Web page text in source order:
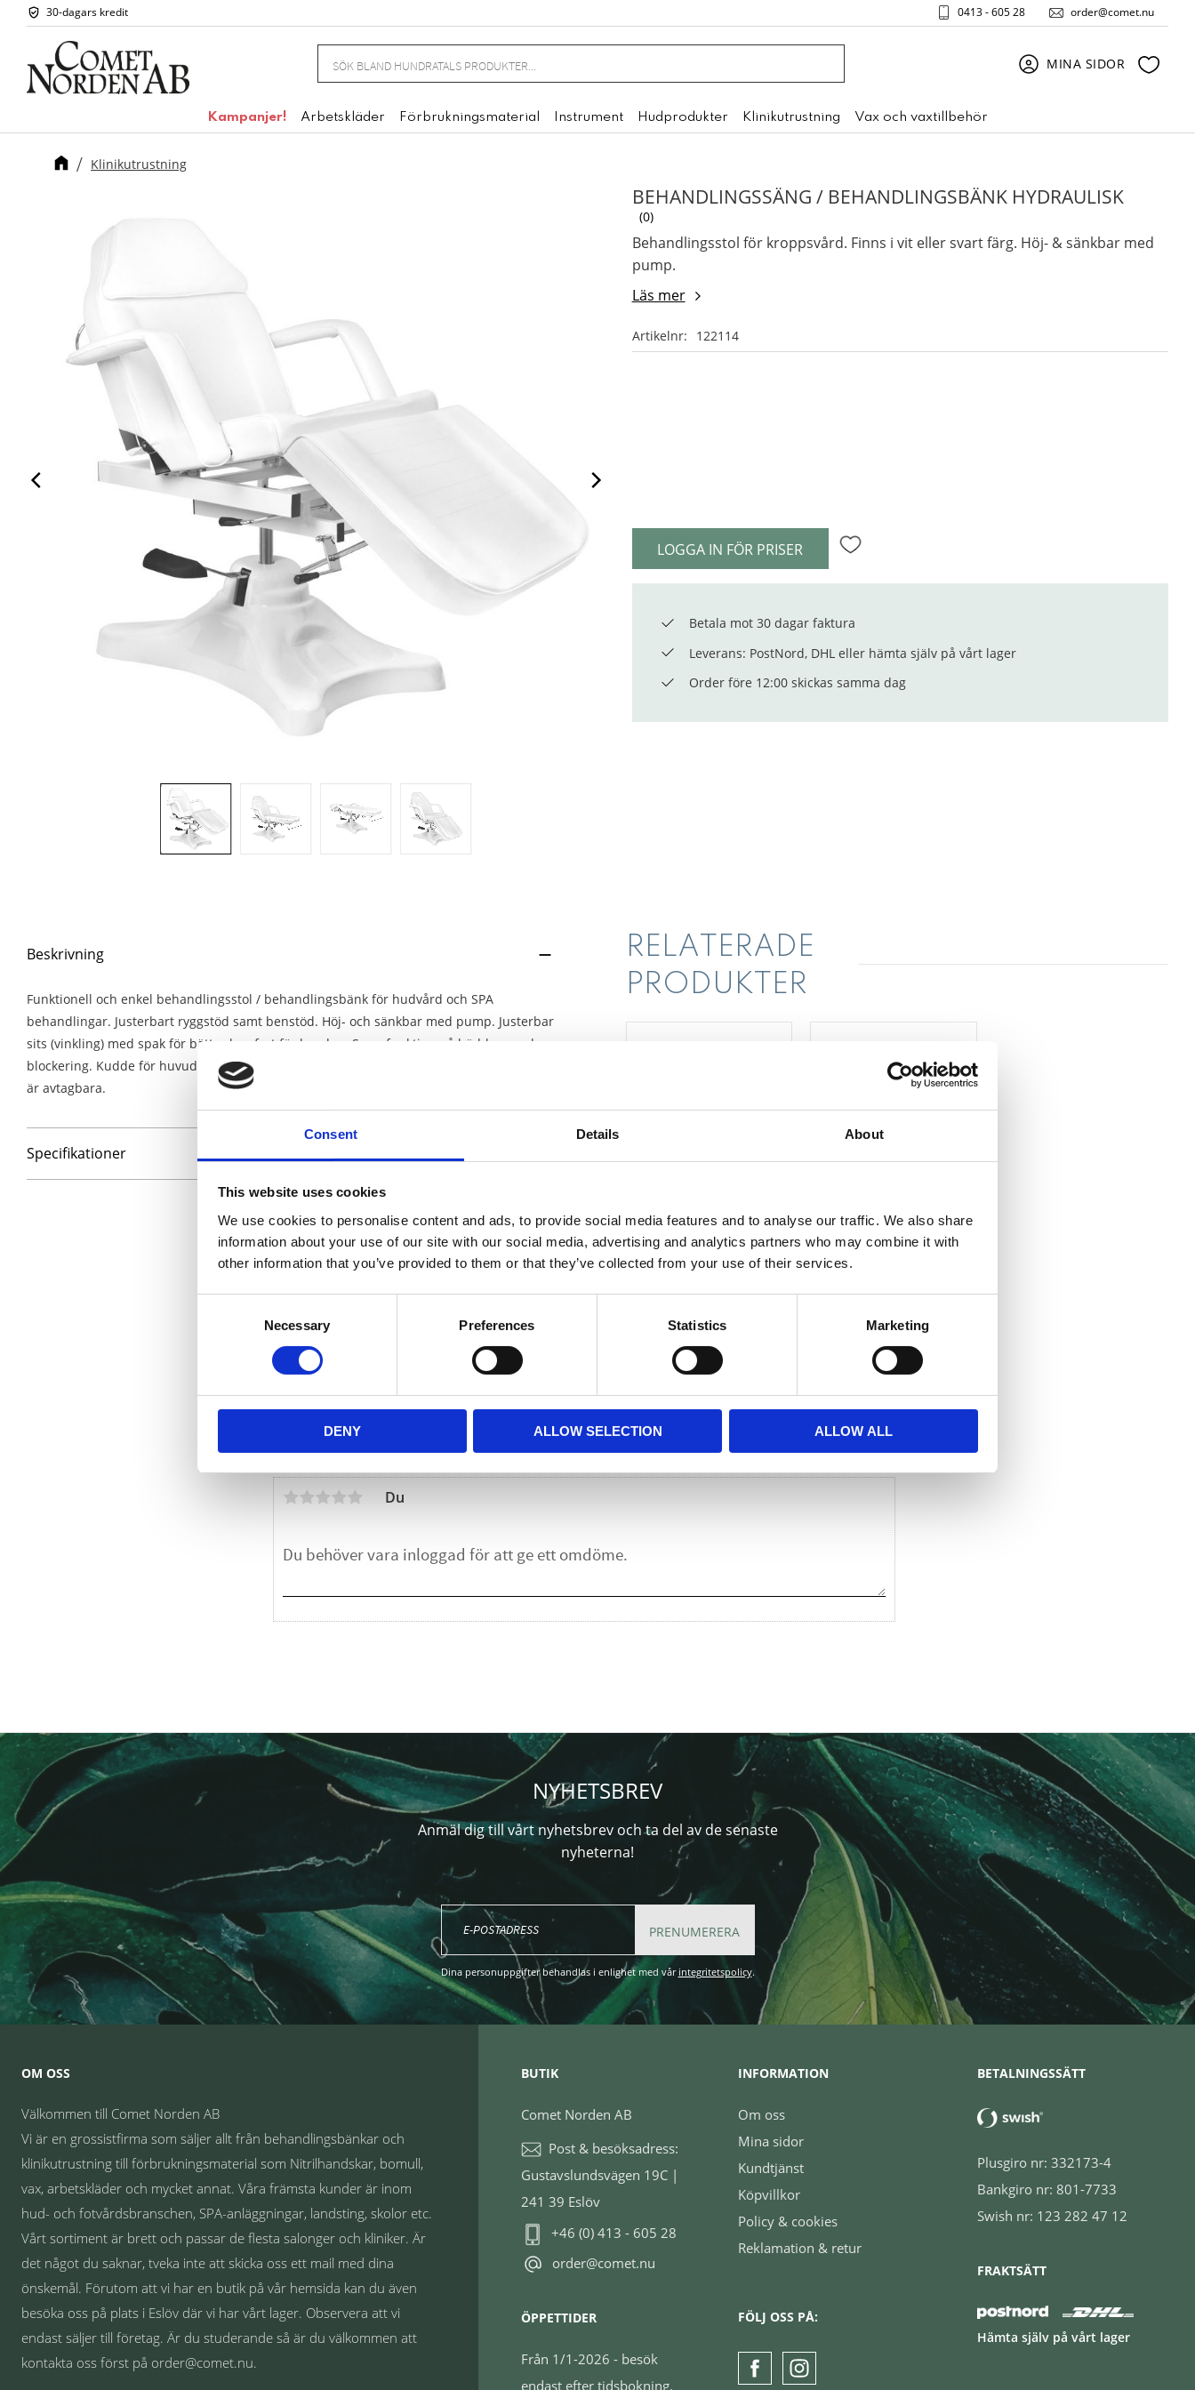
Consent Details About
This website uses cookies
We use cookies to personalise content and ads, to provide social media features and to analyse our traffic. We also share
information about your use of our site with our social media, advertising and analytics partners who may combine it with
other information that you’ve provided to them or that they’ve collected from your use of their services.
Necessary Preferences Statistics Marketing
DENY ALLOW SELECTION ALLOW ALL
30-dagars kredit 0413 - 605 28 order@comet.nu
MINA SIDOR
Kampanjer! Arbetskläder Förbrukningsmaterial Instrument Hudprodukter Klinikutrustning Vax och vaxtillbehör
Klinikutrustning
BEHANDLINGSSÄNG / BEHANDLINGSBÄNK HYDRAULISK
0
Behandlingsstol för kroppsvård. Finns i vit eller svart färg. Höj- & sänkbar med
pump.
Läs mer
LOGGA IN FÖR PRISER Lägg till i favoriter
Artikelnr 122114
Betala mot 30 dagar faktura
Leverans: PostNord, DHL eller hämta själv på vårt lager
Order före 12:00 skickas samma dag
Beskrivning
Funktionell och enkel behandlingsstol / behandlingsbänk för hudvård och SPA
behandlingar. Justerbart ryggstöd samt benstöd. Höj- och sänkbar med pump. Justerbar
sits (vinkling) med spak för bättre komfort för kunden. Snurrfunktion på bädden med
blockering. Kudde för huvud samt armstöd ingår. Hål för ansikte finns samt att armstöden
är avtagbara.
Specifikationer
Omdömen
Du
RELATERADE
PRODUKTER
Behandlingssäng
/
behandlingsbänk
Behandlingssäng
/
behandlingsbänk
Lägg till i favoriter
NYHETSBREV
Anmäl dig till vårt nyhetsbrev och ta del av de senaste
nyheterna!
PRENUMERERA
Dina personuppgifter behandlas i enlighet med vår integritetspolicy.
OM OSS
Välkommen till Comet Norden AB
Vi är en grossistfirma som säljer allt från behandlingsbänkar och
klinikutrustning till förbrukningsmaterial som Nitrilhandskar, bomull,
vax, arbetskläder och mycket annat. Våra främsta kunder är inom
hud- och fotvårdsbranschen, SPA-anläggningar, landsting, skolor etc.
Vårt sortiment är brett och passar de flesta salonger och kliniker. Är
det något du saknar, tveka inte att skicka oss ett mail med dina
önskemål. Förutom att vi har en butik på vår hemsida kan du även
besöka oss på plats i Eslöv där vi har vårt lager. Observera att vi
endast säljer till företag. Är du studerande så är du välkommen att
kontakta oss först på order@comet.nu.
BUTIK
Comet Norden AB
Post & besöksadress:
Gustavslundsvägen 19C |
241 39 Eslöv
+46 (0) 413 - 605 28
order@comet.nu
ÖPPETTIDER
Från 1/1-2026 - besök
endast efter tidsbokning.
INFORMATION
Om oss
Mina sidor
Kundtjänst
Köpvillkor
Policy & cookies
Reklamation & retur
FÖLJ OSS PÅ:
BETALNINGSSÄTT
Plusgiro nr: 332173-4
Bankgiro nr: 801-7733
Swish nr: 123 282 47 12
FRAKTSÄTT
Hämta själv på vårt lager